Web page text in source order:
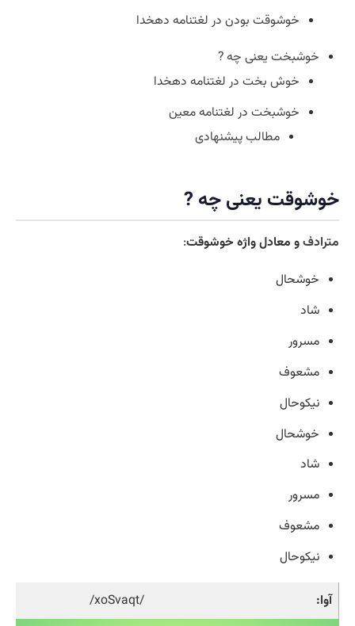
خوشوقت بودن در لغتنامه دهخدا
خوشبخت یعنی چه ?
خوش بخت در لغتنامه دهخدا
خوشبخت در لغتنامه معین
مطالب پیشنهادی
خوشوقت یعنی چه ?
مترادفو معادل واژه خوشوقت:
خوشحال
شاد
مسرور
مشعوف
نیکوحال
خوشحال
شاد
مسرور
مشعوف
نیکوحال
آوا: /xoSvaqt/